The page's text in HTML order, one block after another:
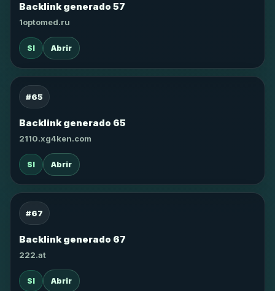
Backlink generado 57
1optomed.ru
SI Abrir
#65
Backlink generado 65
2110.xg4ken.com
SI Abrir
#67
Backlink generado 67
222.at
SI Abrir